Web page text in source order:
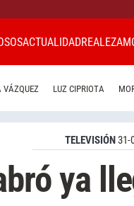
ACTUALIDADREALEZA
VÁZQUEZ LUZ CIPRIOTA
TELEVISIÓN31-
ya